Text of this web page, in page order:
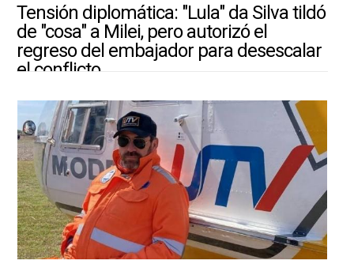
Tensión diplomática: "Lula" da Silva tildó
de "cosa" a Milei, pero autorizó el
regreso del embajador para desescalar
el conflicto